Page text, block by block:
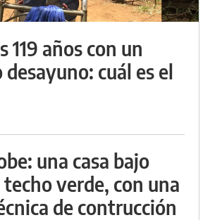
119 años con un
cuál es el
una casa bajo
verde, con una
de contrucción